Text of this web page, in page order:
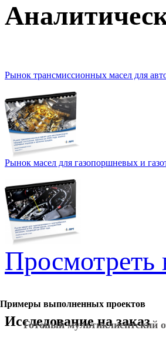
Рынок трансмиссионных масел для
Рынок масел для газопоршневых и
Просмотреть
Исследование на заказ
Примеры выполненных проектов
Готовый мультиклиентский